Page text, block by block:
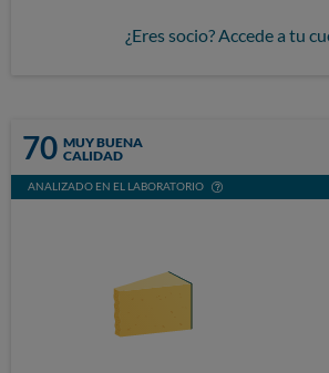
¿Eres socio? Accede a tu
70 MUY BUENA
CALIDAD
ANALIZADO EN EL LABORATORIO